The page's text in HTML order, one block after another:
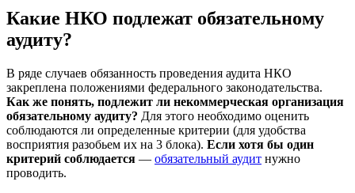
Какие НКО подлежат обязательному
аудиту?
В ряде случаев обязанность проведения аудита НКО
закреплена положениями федерального законодательства.
Как же понять, подлежит ли некоммерческая организация
обязательному аудиту? Для этого необходимо оценить
соблюдаются ли определенные критерии (для удобства
восприятия разобьем их на 3 блока). Если хотя бы один
критерий соблюдается — обязательный аудит нужно
проводить.